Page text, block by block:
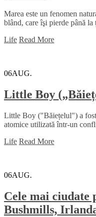
Marea este un fenomen
blând, care îşi pierde până
Life Read More
06AUG.
Little Boy
Little Boy ("Băiețelul") a
atomice utilizată într-un
Life Read More
06AUG.
Cele mai ciudate
Bushmills,